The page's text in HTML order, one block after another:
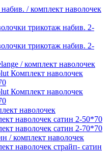
/ комплект наволочек
трикотаж набив. 2-
трикотаж набив. 2-
/ комплект наволочек
Комплект наволочек
Комплект наволочек
наволочек
наволочек сатин 2-50*70
наволочек сатин 2-70*70
/ комплект наволочек
наволочек страйп- сатин